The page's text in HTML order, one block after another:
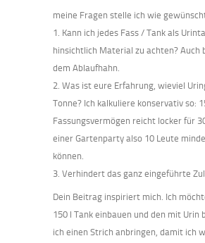
meine Fragen stelle ich wie
1. Kann ich jedes Fass / Tank als
hinsichtlich Material zu achten? Auch
dem Ablaufhahn.
2. Was ist eure Erfahrung, wieviel
Tonne? Ich kalkuliere konservativ so:
Fassungsvermögen reicht locker für
einer Gartenparty also 10 Leute
können.
3. Verhindert das ganz eingeführte
Dein Beitrag inspiriert mich. Ich
150 l Tank einbauen und den mit Urin
ich einen Strich anbringen, damit ich